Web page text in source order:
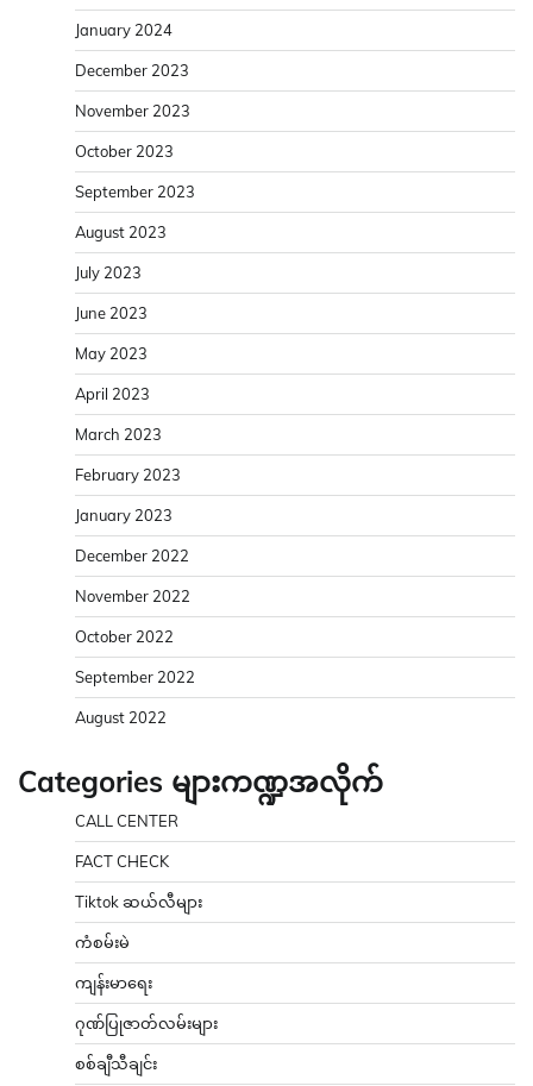
January 2024
December 2023
November 2023
October 2023
September 2023
August 2023
July 2023
June 2023
May 2023
April 2023
March 2023
February 2023
January 2023
December 2022
November 2022
October 2022
September 2022
August 2022
Categories များကဏ္ဍအလိုက်
CALL CENTER
FACT CHECK
Tiktok ဆယ်လီများ
ကံစမ်းမဲ
ကျန်းမာရေး
ဂုဏ်ပြုဇာတ်လမ်းများ
စစ်ချီသီချင်း